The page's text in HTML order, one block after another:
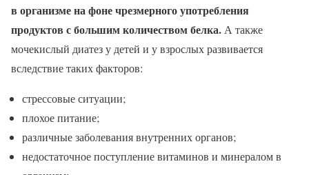
в организме на фоне чрезмерного употребления
продуктов с большим количеством белка.А также
мочекислый диатез у детей и у взрослых развивается
вследствие таких факторов:
стрессовые ситуации;
плохое питание;
различные заболевания внутренних органов;
недостаточное поступление витаминов и минералом в